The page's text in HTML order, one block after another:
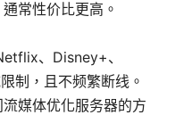
常性价比更高。
、Disney+、
制，且不频繁断线。
媒体优化服务器的方